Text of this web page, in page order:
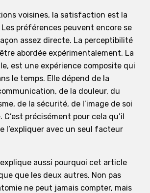
voisines, la satisfaction est la
préférences peuvent encore se
assez directe. La perceptibilité
abordée expérimentalement. La
est une expérience composite qui
le temps. Elle dépend de la
de la douleur, du
de la sécurité, de l’image de soi
précisément pour cela qu’il
l’expliquer avec un seul facteur
aussi pourquoi cet article
que les deux autres. Non pas
ne peut jamais compter, mais